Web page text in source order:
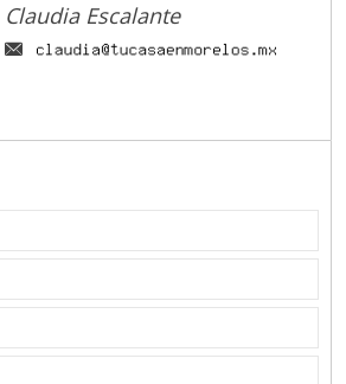
Claudia Escalante